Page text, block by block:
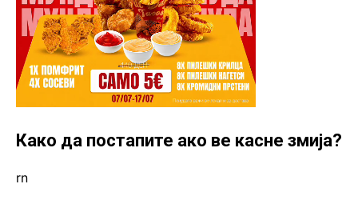
Како да постапите ако ве касне змија?
rn